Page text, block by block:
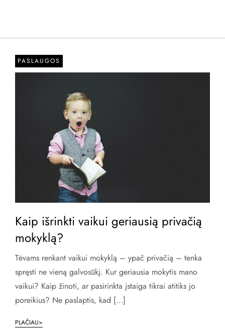
PASLAUGOS
Kaip išrinkti vaikui geriausią privačią
mokyklą?
Tėvams renkant vaikui mokyklą – ypač privačią – tenka
spręsti ne vieną galvosūkį. Kur geriausia mokytis mano
vaikui? Kaip žinoti, ar pasirinkta įstaiga tikrai atitiks jo
poreikius? Ne paslaptis, kad […]
PLAČIAU>